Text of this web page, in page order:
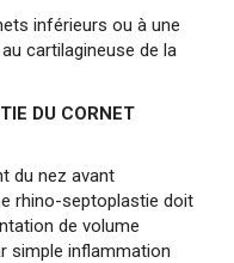
inférieurs ou à une
cartilagineuse de la
DU CORNET
du nez avant
rhino-septoplastie doit
de volume
simple inflammation